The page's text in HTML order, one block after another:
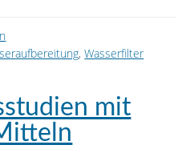
,Wasserfilter
mit